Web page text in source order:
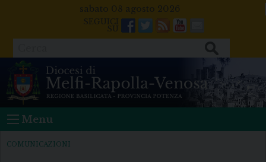
sabato 08 agosto 2026
Facebook
Twitter
FeedsYoutube
Mail
Menu
COMUNICAZIONI